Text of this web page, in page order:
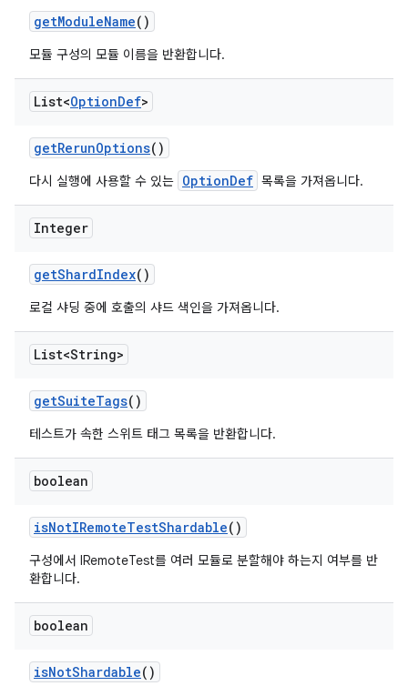
getModuleName()
모듈 구성의 모듈 이름을 반환합니다.
List<OptionDef>
getRerunOptions()
다시 실행에 사용할 수 있는 OptionDef 목록을 가져옵니다.
Integer
getShardIndex()
로컬 샤딩 중에 호출의 샤드 색인을 가져옵니다.
List<String>
getSuiteTags()
테스트가 속한 스위트 태그 목록을 반환합니다.
boolean
isNotIRemoteTestShardable()
구성에서 IRemoteTest를 여러 모듈로 분할해야 하는지 여부를 반
환합니다.
boolean
isNotShardable()